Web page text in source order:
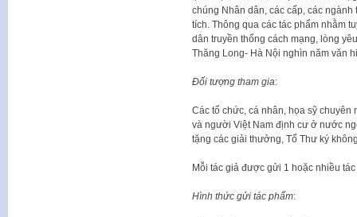
chúng Nhân dân, các cấp, các
tích. Thông qua các tác phẩm nhằm
dân truyền thống cách mạng, lòng
Thăng Long- Hà Nội nghìn năm văn
Đối tượng tham gia:
Các tổ chức, cá nhân, họa sỹ
và người Việt Nam định cư ở nước
tặng các giải thưởng, Tổ Thư ký
Mỗi tác giả được gửi 1 hoặc nhiều
Hình thức gửi tác phẩm: